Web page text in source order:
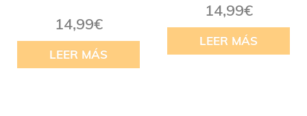
14,99€
LEER MÁS
14,99€
LEER MÁS